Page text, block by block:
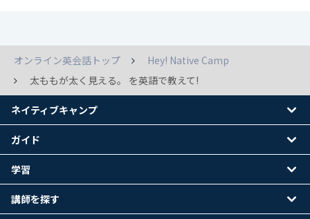
オンライン英会話トップ
Hey! Native Camp
太ももが太く見える。 を英語で教えて!
ネイティブキャンプ
ガイド
学習
講師を探す